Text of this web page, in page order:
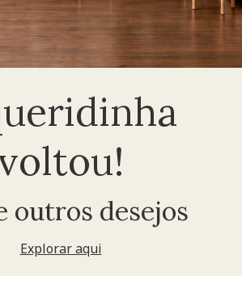
outros desejos
Explorar aqui